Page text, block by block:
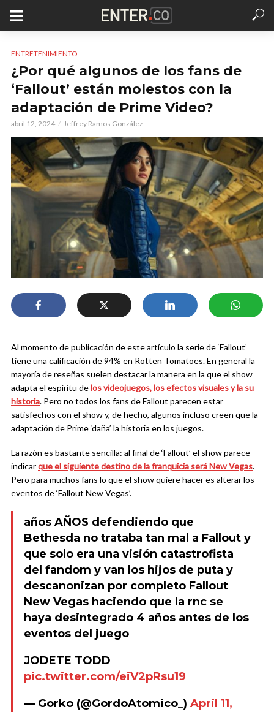
ENTRETENIMIENTO
¿Por qué algunos de los fans de
‘Fallout’ están molestos con la
adaptación de Prime Video?
abril 12, 2024 Jeffrey Ramos González
Al momento de publicación de este artículo la serie de ‘Fallout’
tiene una calificación de 94% en Rotten Tomatoes. En general la
mayoría de reseñas suelen destacar la manera en la que el show
adapta el espíritu delos videojuegos, los efectos visuales y la su
historia. Pero no todos los fans de Fallout parecen estar
satisfechos con el show y, de hecho, algunos incluso creen que la
adaptación de Prime ‘daña’ la historia en los juegos.
La razón es bastante sencilla: al final de ‘Fallout’ el show parece
indicarque el siguiente destino de la franquicia será New Vegas.
Pero para muchos fans lo que el show quiere hacer es alterar los
eventos de ‘Fallout New Vegas’.
años AÑOS defendiendo que
Bethesda no trataba tan mal a Fallout y
que solo era una visión catastrofista
del fandom y van los hijos de puta y
descanonizan por completo Fallout
New Vegas haciendo que la rnc se
haya desintegrado 4 años antes de los
eventos del juego
JODETE TODD
pic.twitter.com/eiV2pRsu19
— Gorko (@GordoAtomico_) April 11,